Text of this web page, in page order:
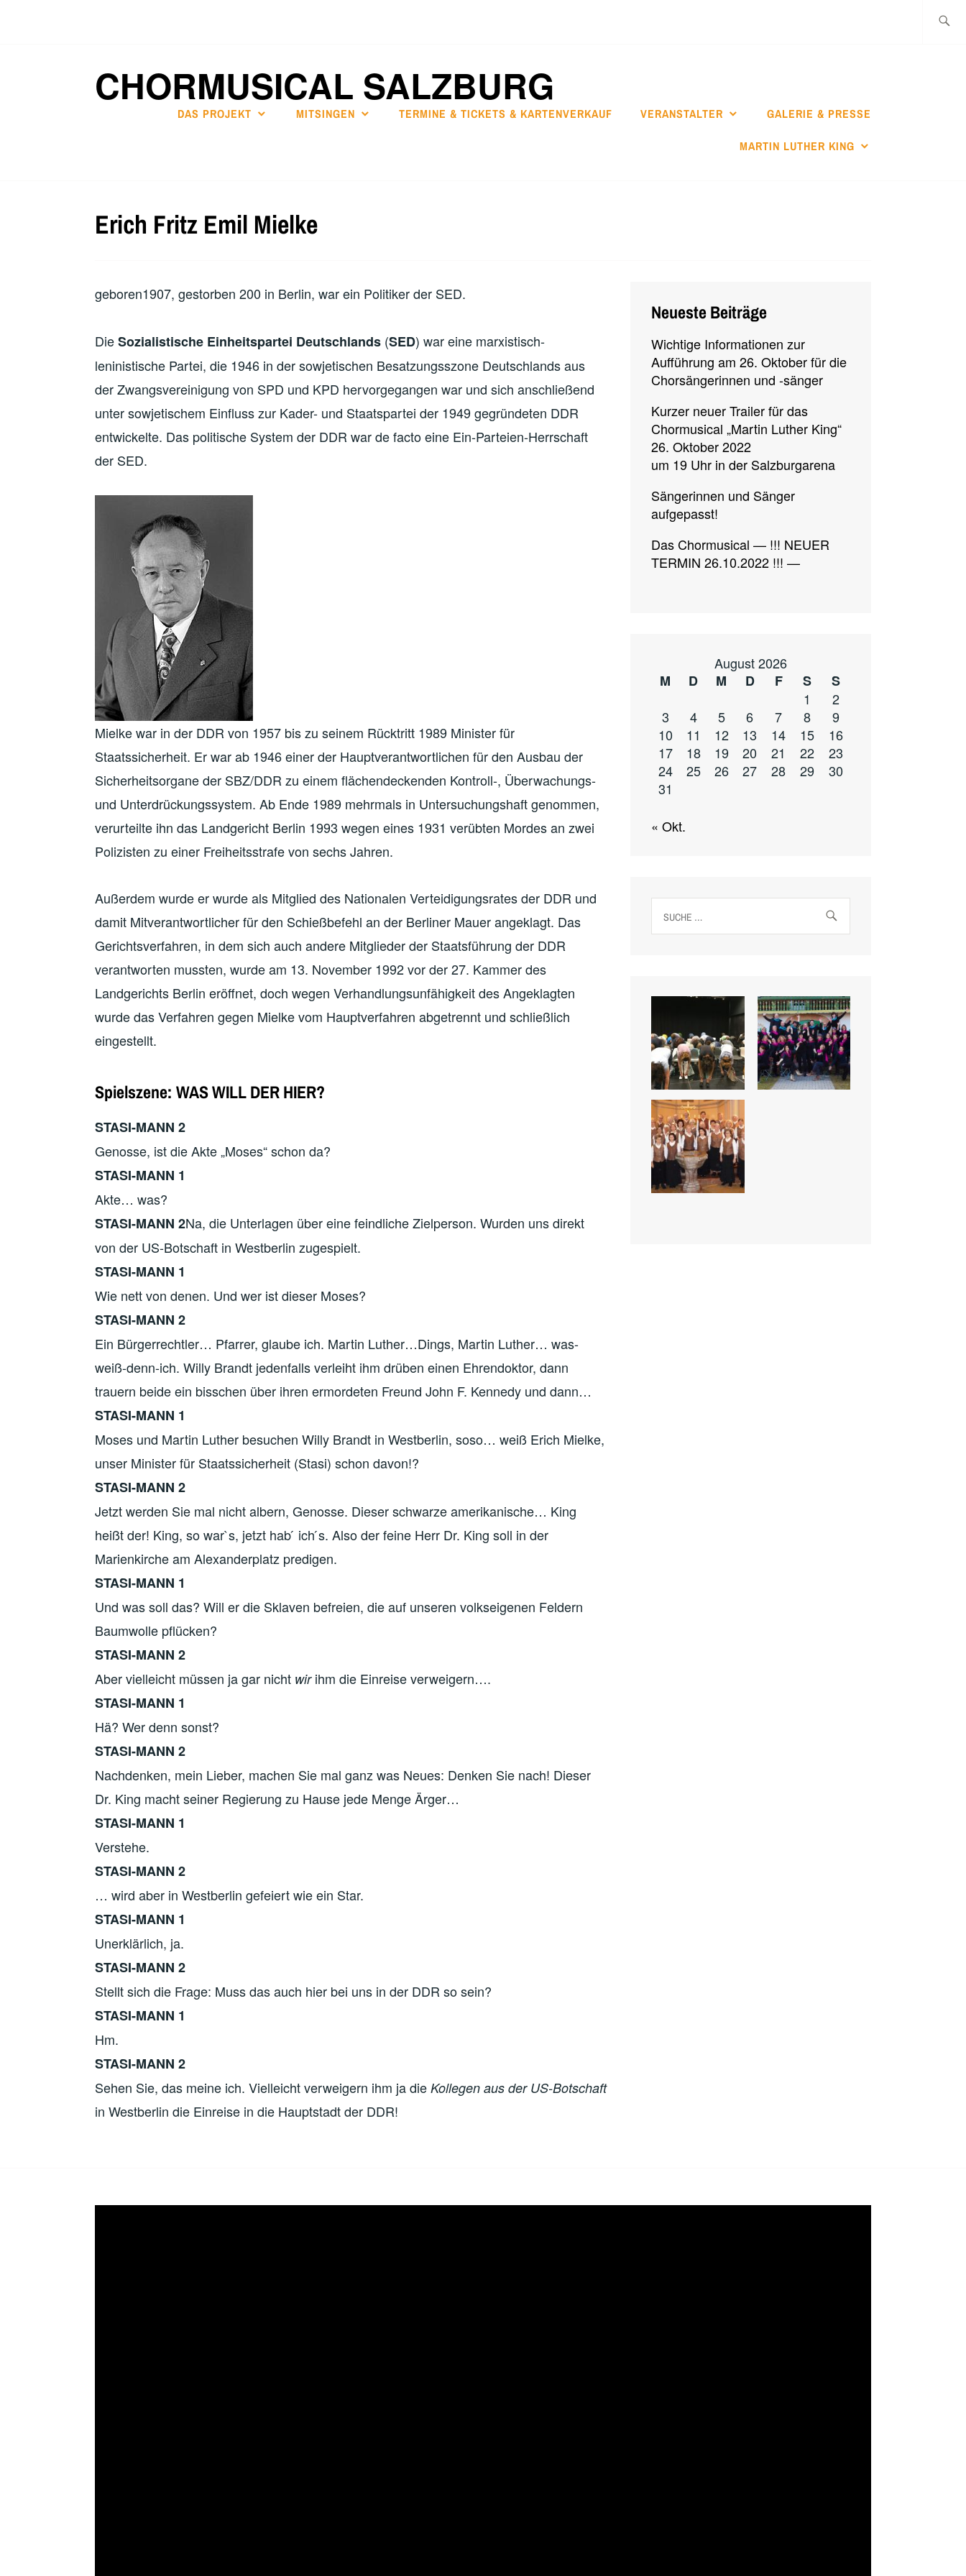
nach:
CHORMUSICAL SALZBURG
DAS PROJEKT MITSINGEN TERMINE & TICKETS & KARTENVERKAUF VERANSTALTER GALERIE & PRESSE
MARTIN LUTHER KING
Erich Fritz Emil Mielke
geboren1907, gestorben 200 in Berlin, war ein Politiker der SED.
DieSozialistische Einheitspartei Deutschlands (SED) war eine marxistisch-
leninistische Partei, die 1946 in der sowjetischen Besatzungsszone Deutschlands aus
der Zwangsvereinigung von SPD und KPD hervorgegangen war und sich anschließend
unter sowjetischem Einfluss zur Kader- und Staatspartei der 1949 gegründeten DDR
entwickelte. Das politische System der DDR war de facto eine Ein-Parteien-Herrschaft
der SED.
Mielke war in der DDR von 1957 bis zu seinem Rücktritt 1989 Minister für
Staatssicherheit. Er war ab 1946 einer der Hauptverantwortlichen für den Ausbau der
Sicherheitsorgane der SBZ/DDR zu einem flächendeckenden Kontroll-, Überwachungs-
und Unterdrückungssystem. Ab Ende 1989 mehrmals in Untersuchungshaft genommen,
verurteilte ihn das Landgericht Berlin 1993 wegen eines 1931 verübten Mordes an zwei
Polizisten zu einer Freiheitsstrafe von sechs Jahren.
Außerdem wurde er wurde als Mitglied des Nationalen Verteidigungsrates der DDR und
damit Mitverantwortlicher für den Schießbefehl an der Berliner Mauer angeklagt. Das
Gerichtsverfahren, in dem sich auch andere Mitglieder der Staatsführung der DDR
verantworten mussten, wurde am 13. November 1992 vor der 27. Kammer des
Landgerichts Berlin eröffnet, doch wegen Verhandlungsunfähigkeit des Angeklagten
wurde das Verfahren gegen Mielke vom Hauptverfahren abgetrennt und schließlich
eingestellt.
Spielszene: WAS WILL DER HIER?
STASI-MANN 2
Genosse, ist die Akte „Moses“ schon da?
STASI-MANN 1
Akte… was?
STASI-MANN 2Na, die Unterlagen über eine feindliche Zielperson. Wurden uns direkt
von der US-Botschaft in Westberlin zugespielt.
STASI-MANN 1
Wie nett von denen. Und wer ist dieser Moses?
STASI-MANN 2
Ein Bürgerrechtler… Pfarrer, glaube ich. Martin Luther…Dings, Martin Luther… was-
weiß-denn-ich. Willy Brandt jedenfalls verleiht ihm drüben einen Ehrendoktor, dann
trauern beide ein bisschen über ihren ermordeten Freund John F. Kennedy und dann…
STASI-MANN 1
Moses und Martin Luther besuchen Willy Brandt in Westberlin, soso… weiß Erich Mielke,
unser Minister für Staatssicherheit (Stasi) schon davon!?
STASI-MANN 2
Jetzt werden Sie mal nicht albern, Genosse. Dieser schwarze amerikanische… King
heißt der! King, so war`s, jetzt hab ́ ich ́s. Also der feine Herr Dr. King soll in der
Marienkirche am Alexanderplatz predigen.
STASI-MANN 1
Und was soll das? Will er die Sklaven befreien, die auf unseren volkseigenen Feldern
Baumwolle pflücken?
STASI-MANN 2
Aber vielleicht müssen ja gar nicht wir ihm die Einreise verweigern….
STASI-MANN 1
Hä? Wer denn sonst?
STASI-MANN 2
Nachdenken, mein Lieber, machen Sie mal ganz was Neues: Denken Sie nach! Dieser
Dr. King macht seiner Regierung zu Hause jede Menge Ärger…
STASI-MANN 1
Verstehe.
STASI-MANN 2
… wird aber in Westberlin gefeiert wie ein Star.
STASI-MANN 1
Unerklärlich, ja.
STASI-MANN 2
Stellt sich die Frage: Muss das auch hier bei uns in der DDR so sein?
STASI-MANN 1
Hm.
STASI-MANN 2
Sehen Sie, das meine ich. Vielleicht verweigern ihm ja die Kollegen aus der US-Botschaft
in Westberlin die Einreise in die Hauptstadt der DDR!
Neueste Beiträge
Wichtige Informationen zur
Aufführung am 26. Oktober für die
Chorsängerinnen und -sänger
Kurzer neuer Trailer für das
Chormusical „Martin Luther King“
26. Oktober 2022
um 19 Uhr in der Salzburgarena
Sängerinnen und Sänger
aufgepasst!
Das Chormusical — !!! NEUER
TERMIN 26.10.2022 !!! —
August 2026
M
D M D F S
S
1
2
3
4 5 6 7 8
9
10
11 12 13 14 15
16
17
18 19 20 21 22
23
24
25 26 27 28 29
30
31
« Okt.
nach: